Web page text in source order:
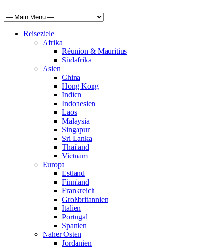
Reiseziele
Afrika
Réunion & Mauritius
Südafrika
Asien
China
Hong Kong
Indien
Indonesien
Laos
Malaysia
Singapur
Sri Lanka
Thailand
Vietnam
Europa
Estland
Finnland
Frankreich
Großbritannien
Italien
Portugal
Spanien
Naher Osten
Jordanien